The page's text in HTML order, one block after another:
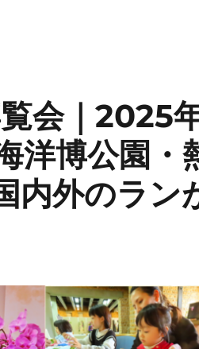
会｜2025
洋博公園・
内外のラン